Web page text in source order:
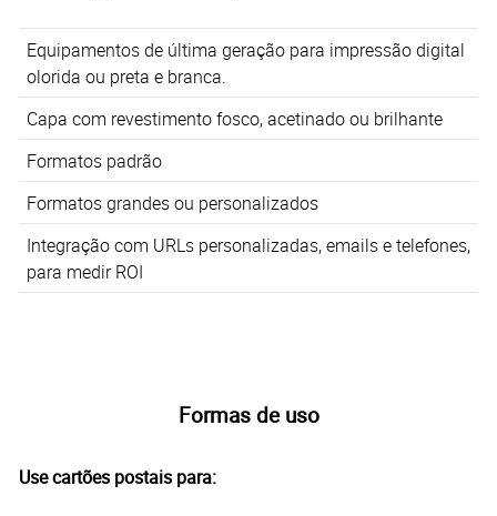
Equipamentos de última geração para impressão digital
olorida ou preta e branca.
Capa com revestimento fosco, acetinado ou brilhante
Formatos padrão
Formatos grandes ou personalizados
Integração com URLs personalizadas, emails e telefones,
para medir ROI
Formas de uso
Use cartões postais para: